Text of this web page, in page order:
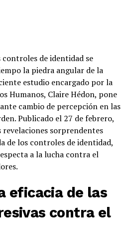
de identidad se
la piedra angular de la
estudio encargado por la
Humanos, Claire Hédon, pone
cambio de percepción en las
Publicado el 27 de febrero,
revelaciones sorprendentes
de los controles de identidad,
a la lucha contra el
eficacia de las
contra el